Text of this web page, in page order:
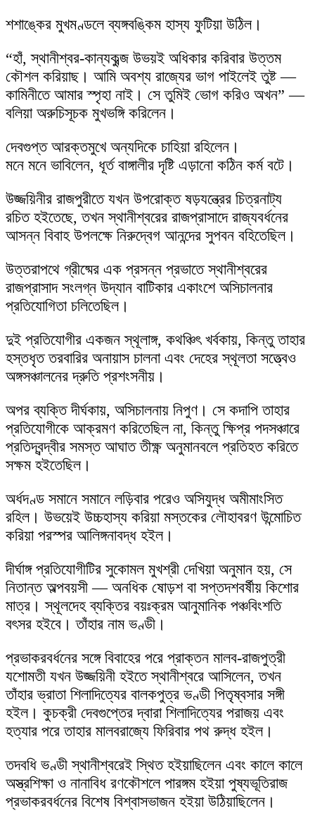
শশাঙ্কের মুখমণ্ডলে ব্যঙ্গবঙ্কিম হাস্য ফুটিয়া উঠিল।
“হাঁ, স্থানীশ্বর-কান্যকুব্জ উভয়ই অধিকার করিবার উত্তম
কৌশল করিয়াছ। আমি অবশ্য রাজ্যের ভাগ পাইলেই তুষ্ট —
কামিনীতে আমার স্পৃহা নাই। সে তুমিই ভোগ করিও অখন” —
বলিয়া অরুচিসূচক মুখভঙ্গি করিলেন।
দেবগুপ্ত আরক্তমুখে অন্যদিকে চাহিয়া রহিলেন।
মনে মনে ভাবিলেন, ধূর্ত বাঙ্গালীর দৃষ্টি এড়ানো কঠিন কর্ম বটে।
উজ্জয়িনীর রাজপুরীতে যখন উপরোক্ত ষড়যন্ত্রের চিত্রনাট্য
রচিত হইতেছে, তখন স্থানীশ্বরের রাজপ্রাসাদে রাজ্যবর্ধনের
আসন্ন বিবাহ উপলক্ষে নিরুদ্বেগ আনন্দের সুপবন বহিতেছিল।
উত্তরাপথে গ্রীষ্মের এক প্রসন্ন প্রভাতে স্থানীশ্বরের
রাজপ্রাসাদ সংলগ্ন উদ্যান বাটিকার একাংশে অসিচালনার
প্রতিযোগিতা চলিতেছিল।
দুই প্রতিযোগীর একজন স্থূলাঙ্গ, কথঞ্চিৎ খর্বকায়, কিন্তু তাহার
হস্তধৃত তরবারির অনায়াস চালনা এবং দেহের স্থূলতা সত্ত্বেও
অঙ্গসঞ্চালনের দ্রুতি প্রশংসনীয়।
অপর ব্যক্তি দীর্ঘকায়, অসিচালনায় নিপুণ। সে কদাপি তাহার
প্রতিযোগীকে আক্রমণ করিতেছিল না, কিন্তু ক্ষিপ্র পদসঞ্চারে
প্রতিদ্বন্দ্বীর সমস্ত আঘাত তীক্ষ্ণ অনুমানবলে প্রতিহত করিতে
সক্ষম হইতেছিল।
অর্ধদণ্ড সমানে সমানে লড়িবার পরেও অসিযুদ্ধ অমীমাংসিত
রহিল। উভয়েই উচ্চহাস্য করিয়া মস্তকের লৌহাবরণ উন্মোচিত
করিয়া পরস্পর আলিঙ্গনাবদ্ধ হইল।
দীর্ঘাঙ্গ প্রতিযোগীটির সুকোমল মুখশ্রী দেখিয়া অনুমান হয়, সে
নিতান্ত অল্পবয়সী — অনধিক ষোড়শ বা সপ্তদশবর্ষীয় কিশোর
মাত্র। স্থূলদেহ ব্যক্তির বয়ঃক্রম আনুমানিক পঞ্চবিংশতি
বৎসর হইবে। তাঁহার নাম ভণ্ডী।
প্রভাকরবর্ধনের সঙ্গে বিবাহের পরে প্রাক্তন মালব-রাজপুত্রী
যশোমতী যখন উজ্জয়িনী হইতে স্থানীশ্বরে আসিলেন, তখন
তাঁহার ভ্রাতা শিলাদিত্যের বালকপুত্র ভণ্ডী পিতৃষ্বসার সঙ্গী
হইল। কুচক্রী দেবগুপ্তের দ্বারা শিলাদিত্যের পরাজয় এবং
হত্যার পরে তাহার মালবরাজ্যে ফিরিবার পথ রুদ্ধ হইল।
তদবধি ভণ্ডী স্থানীশ্বরেই স্থিত হইয়াছিলেন এবং কালে কালে
অস্ত্রশিক্ষা ও নানাবিধ রণকৌশলে পারঙ্গম হইয়া পুষ্যভূতিরাজ
প্রভাকরবর্ধনের বিশেষ বিশ্বাসভাজন হইয়া উঠিয়াছিলেন।